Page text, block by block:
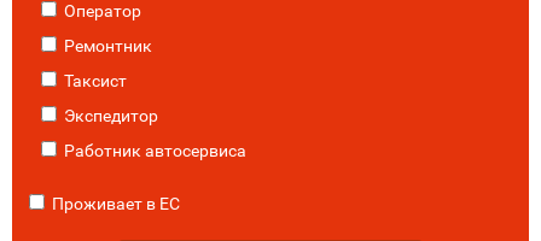
Оператор
Ремонтник
Таксист
Экспедитор
Работник автосервиса
Проживает в ЕС